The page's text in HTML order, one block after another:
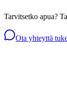
Tarvitsetko apua?
Ota yhteyttä